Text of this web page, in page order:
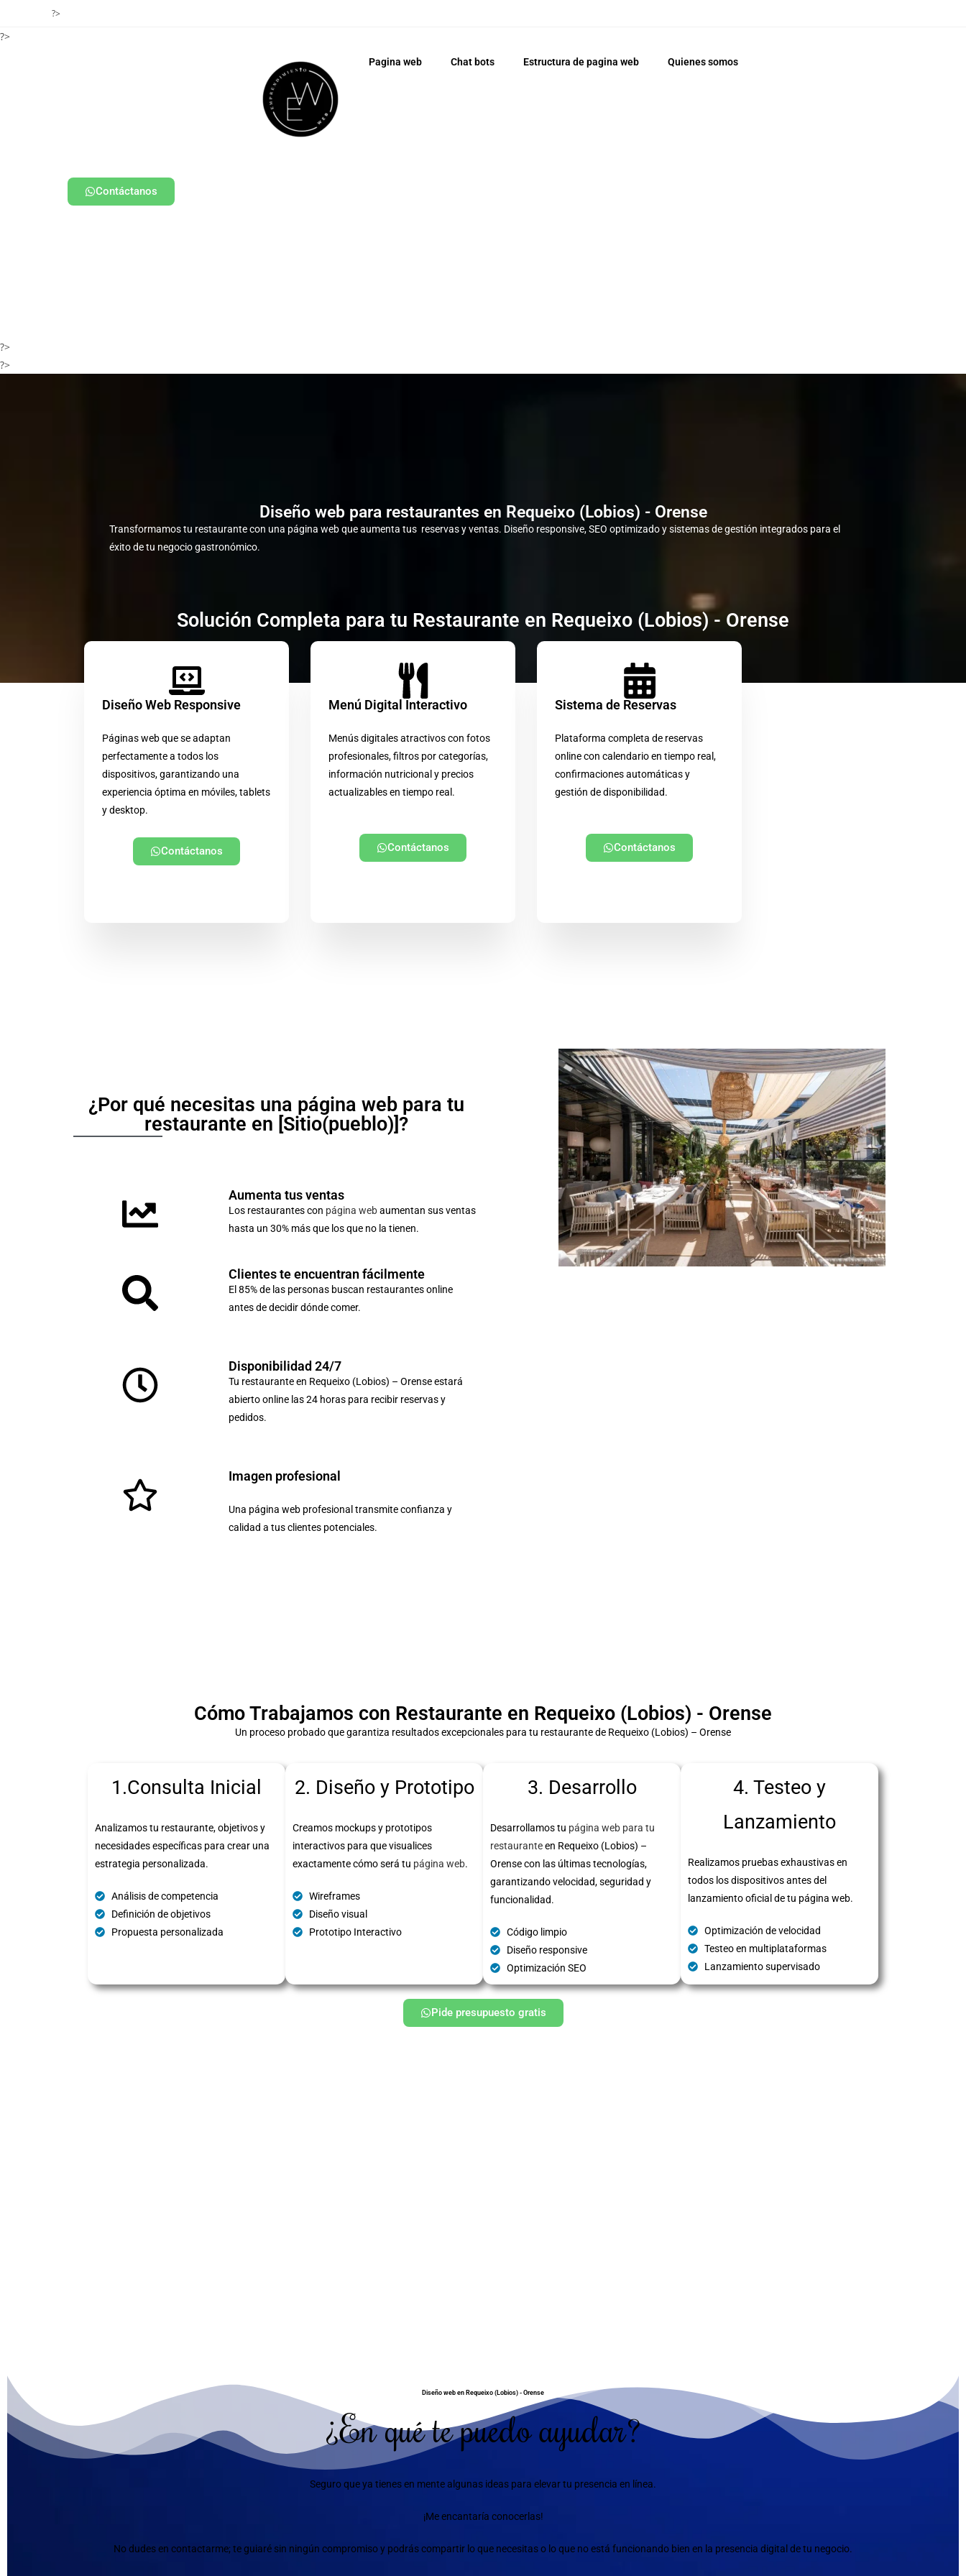
?>
?>
Contáctanos
Pagina web Chat bots Estructura de pagina web Quienes somos
?>
?>
Diseño web para restaurantes en Requeixo (Lobios) - Orense
Transformamos tu restaurante con una página web que aumenta tus reservas y ventas. Diseño responsive, SEO optimizado y sistemas de gestión integrados para el
éxito de tu negocio gastronómico.
Solución Completa para tu Restaurante en Requeixo (Lobios) - Orense
Diseño Web Responsive
Páginas web que se adaptan
perfectamente a todos los
dispositivos, garantizando una
experiencia óptima en móviles, tablets
y desktop.
Contáctanos
Menú Digital Interactivo
Menús digitales atractivos con fotos
profesionales, filtros por categorías,
información nutricional y precios
actualizables en tiempo real.
Contáctanos
Sistema de Reservas
Plataforma completa de reservas
online con calendario en tiempo real,
confirmaciones automáticas y
gestión de disponibilidad.
Contáctanos
¿Por qué necesitas una página web para tu
restaurante en [Sitio(pueblo)]?
Aumenta tus ventas
Los restaurantes con página webaumentan sus ventas
hasta un 30% más que los que no la tienen.
Clientes te encuentran fácilmente
El 85% de las personas buscan restaurantes online
antes de decidir dónde comer.
Disponibilidad 24/7
Tu restaurante en Requeixo (Lobios) – Orense estará
abierto online las 24 horas para recibir reservas y
pedidos.
Imagen profesional
Una página web profesional transmite confianza y
calidad a tus clientes potenciales.
Cómo Trabajamos con Restaurante en Requeixo (Lobios) - Orense
Un proceso probado que garantiza resultados excepcionales para tu restaurante de Requeixo (Lobios) – Orense
1.Consulta Inicial
Analizamos tu restaurante, objetivos y
necesidades específicas para crear una
estrategia personalizada.
Análisis de competencia
Definición de objetivos
Propuesta personalizada
2. Diseño y Prototipo
Creamos mockups y prototipos
interactivos para que visualices
exactamente cómo será tu página web.
Wireframes
Diseño visual
Prototipo Interactivo
3. Desarrollo
Desarrollamos tu página web para tu
restauranteen Requeixo (Lobios) –
Orense con las últimas tecnologías,
garantizando velocidad, seguridad y
funcionalidad.
Código limpio
Diseño responsive
Optimización SEO
4. Testeo y
Lanzamiento
Realizamos pruebas exhaustivas en
todos los dispositivos antes del
lanzamiento oficial de tu página web.
Optimización de velocidad
Testeo en multiplataformas
Lanzamiento supervisado
Pide presupuesto gratis
Diseño web en Requeixo (Lobios) - Orense
¿En qué te puedo ayudar?
Seguro que ya tienes en mente algunas ideas para elevar tu presencia en línea.
¡Me encantaría conocerlas!
No dudes en contactarme; te guiaré sin ningún compromiso y podrás compartir lo que necesitas o lo que no está funcionando bien en la presencia digital de tu negocio.